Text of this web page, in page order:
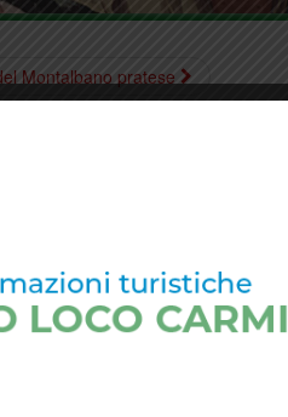
Montalbano pratese